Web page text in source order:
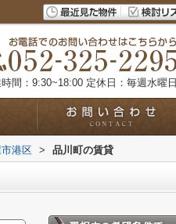
間：9:30~18:00 定休日：毎週水曜日
港区 > 品川町の賃貸